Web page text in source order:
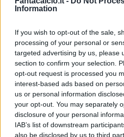
Information
If you wish to opt-out of the sale,
processing of your personal or
targeted advertising by us, please
section to confirm your selection.
opt-out request is processed you
interest-based ads based on
us or personal information
your opt-out. You may separately
disclosure of your personal
IAB’s list of downstream
also be disclosed by us to third
-
Non il solito Thuram. In
di Haps, Poteva fare